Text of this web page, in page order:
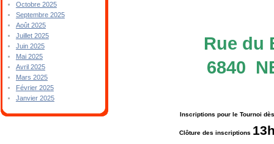
Octobre 2025
Septembre 2025
Août 2025
Juillet 2025
Juin 2025
Mai 2025
Avril 2025
Mars 2025
Février 2025
Janvier 2025
Rue du
6840
Inscriptions pour le Tournoi dès
Clôture des inscriptions